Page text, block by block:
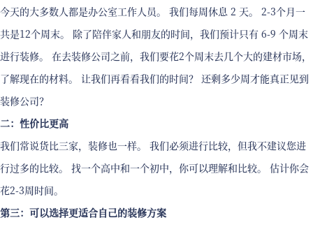
今天的大多数人都是办公室工作人员。 我们每周休息 2 天。 2-3个月一
共是12个周末。 除了陪伴家人和朋友的时间，我们预计只有 6-9 个周末
进行装修。 在去装修公司之前，我们要花2个周末去几个大的建材市场，
了解现在的材料。 让我们再看看我们的时间？ 还剩多少周才能真正见到
装修公司？
二：性价比更高
我们常说货比三家，装修也一样。 我们必须进行比较，但我不建议您进
行过多的比较。 找一个高中和一个初中，你可以理解和比较。 估计你会
花2-3周时间。
第三：可以选择更适合自己的装修方案